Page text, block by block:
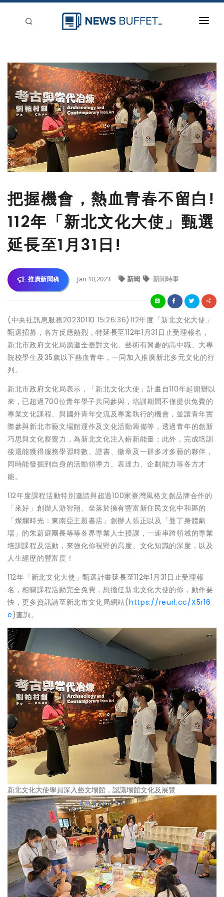
新聞稿分類
登入
刊登
把握機會，熱血青春不留白!
112年「新北文化大使」甄選
延長至1月31日!
推廣新聞稿 Jan 10,2023 新聞 新聞時事
(中央社訊息服務20230110 15:26:36)112年度「新北文化大使」
甄選招募，各方反應熱烈，特延長至112年1月31日止受理報名，
新北市政府文化局廣邀全臺對文化、藝術有興趣的高中職、大專
院校學生及35歲以下熱血青年，一同加入推廣新北多元文化的行
列。
新北市政府文化局表示，「新北文化大使」計畫自110年起開辦以
來，已超過700位青年學子共同參與，培訓期間不僅提供免費的
專業文化課程、與國外青年交流及專案執行的機會，並讓青年實
際參與新北市藝文場館運作及文化活動籌備等，透過青年的創新
巧思與文化察覺力，為新北文化注入嶄新能量；此外，完成培訓
後還能獲得服務學習時數、證書、徽章及一群多才多藝的夥伴，
同時能發掘到自身的活動領導力、表達力、企劃能力等各方才
能。
112年度課程活動特別邀請與超過100家臺灣風格文創品牌合作的
「來好」創辦人游智翔、坐落於擁有豐富新住民文化中和區的
「燦爛時光：東南亞主題書店」創辦人張正以及「曼丁身體劇
場」的朱蔚庭團長等等各界專業人士授課，一連串跨領域的專業
培訓課程及活動，來強化你視野的高度、文化知識的深度，以及
人生經歷的豐富度！
112年「新北文化大使」甄選計畫延長至112年1月31日止受理報
名，相關課程活動完全免費，想擔任新北文化大使的你，動作要
快，更多資訊請至新北市文化局網站(https://reurl.cc/X5r16
e)查詢。
新北文化大使學員深入藝文場館，認識場館文化及展覽